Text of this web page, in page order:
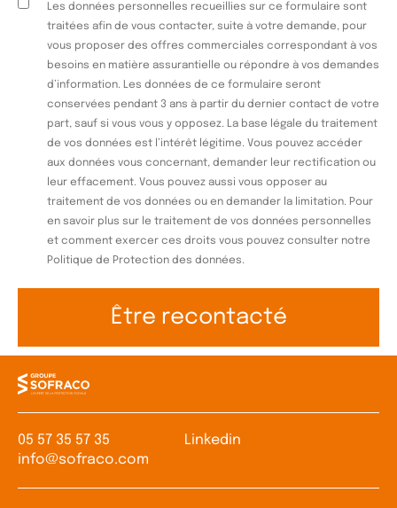
Les données personnelles recueillies sur ce formulaire sont
traitées afin de vous contacter, suite à votre demande, pour
vous proposer des offres commerciales correspondant à vos
besoins en matière assurantielle ou répondre à vos demandes
d’information. Les données de ce formulaire seront
conservées pendant 3 ans à partir du dernier contact de votre
part, sauf si vous vous y opposez. La base légale du traitement
de vos données est l’intérêt légitime. Vous pouvez accéder
aux données vous concernant, demander leur rectification ou
leur effacement. Vous pouvez aussi vous opposer au
traitement de vos données ou en demander la limitation. Pour
en savoir plus sur le traitement de vos données personnelles
et comment exercer ces droits vous pouvez consulter notre
Politique de Protection des données.
05 57 35 57 35
info@sofraco.com
Linkedin